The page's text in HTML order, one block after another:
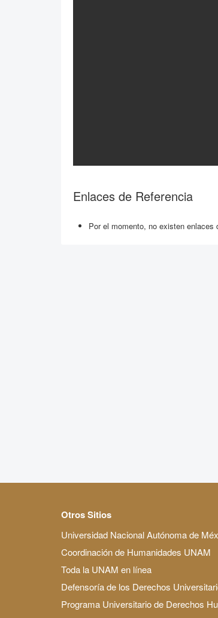
Enlaces de Referencia
Por el momento, no existen enlaces
Otros Sitios
Universidad Nacional Autónoma de
Coordinación de Humanidades UNAM
Toda la UNAM en línea
Defensoría de los Derechos
Programa Universitario de Derechos